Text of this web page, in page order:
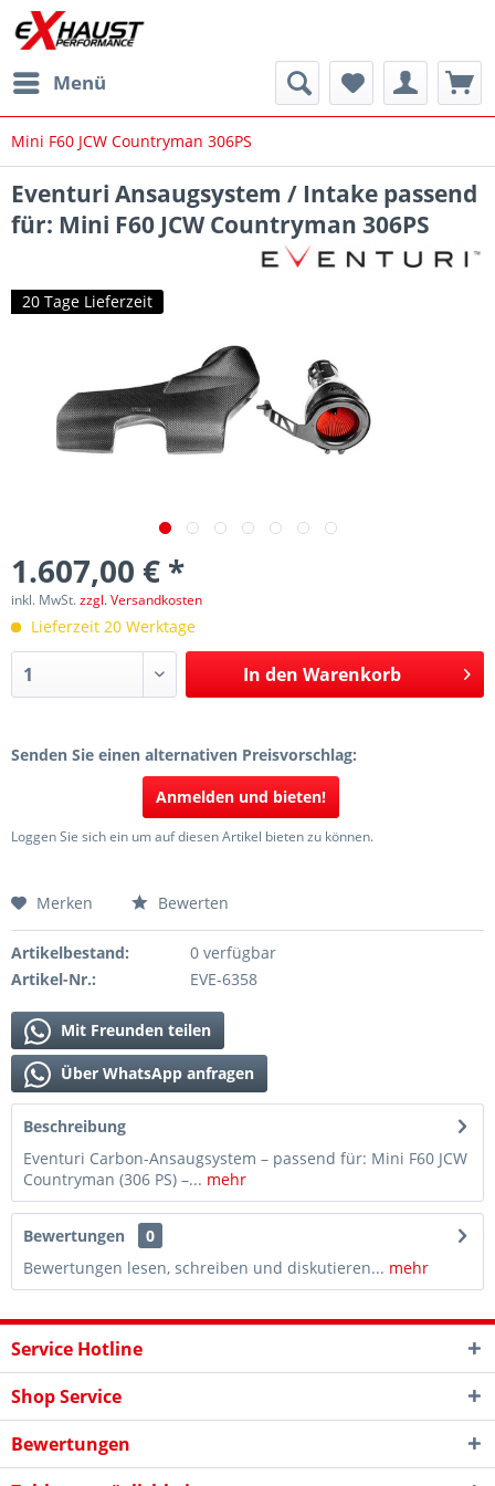
Menü
Mini F60 JCW Countryman 306PS
Eventuri Ansaugsystem / Intake passend
für: Mini F60 JCW Countryman 306PS
20 Tage Lieferzeit
1.607,00 € *
inkl. MwSt.zzgl. Versandkosten
Lieferzeit 20 Werktage
In den Warenkorb
Senden Sie einen alternativen Preisvorschlag:
Anmelden und bieten!
Loggen Sie sich ein um auf diesen Artikel bieten zu können.
Merken Bewerten
Artikelbestand:
0 verfügbar
Artikel-Nr.:
EVE-6358
Mit Freunden teilen
Über WhatsApp anfragen
Beschreibung
Eventuri Carbon-Ansaugsystem – passend für: Mini F60 JCW
Countryman (306 PS) –... mehr
Bewertungen
0
Bewertungen lesen, schreiben und diskutieren... mehr
Service Hotline
Shop Service
Bewertungen